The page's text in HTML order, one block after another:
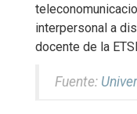
interpersonal a
docente de la
Fuente: